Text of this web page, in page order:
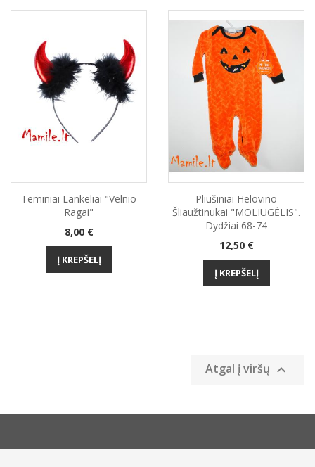
Teminiai Lankeliai "Velnio
Ragai"
Kaina
8,00 €
Į KREPŠELĮ
Pliušiniai Helovino
Šliaužtinukai "MOLIŪGĖLIS".
Dydžiai 68-74
Kaina
12,50 €
Į KREPŠELĮ
Atgal į viršų 